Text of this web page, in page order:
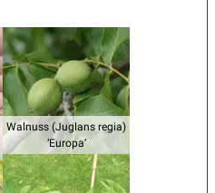
Walnuss (Juglans regia)
‘Europa’